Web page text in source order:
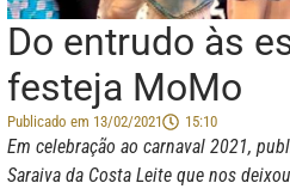
Do entrudo às
festeja MoMo
Publicado em 13/02/2021 15:10
Em celebração ao carnaval 2021,
Saraiva da Costa Leite que nos